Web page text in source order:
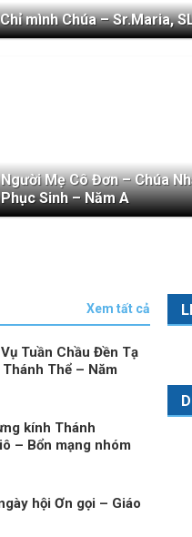
Chỉ mình Chúa – Sr.Maria,
Người Mẹ Cô Đơn – Chúa
Phục Sinh – Năm A
Xem tất cả
Tuần Chầu Đền Tạ
Thể – Năm
kính Thánh
– Bổn mạng nhóm
hội Ơn gọi – Giáo